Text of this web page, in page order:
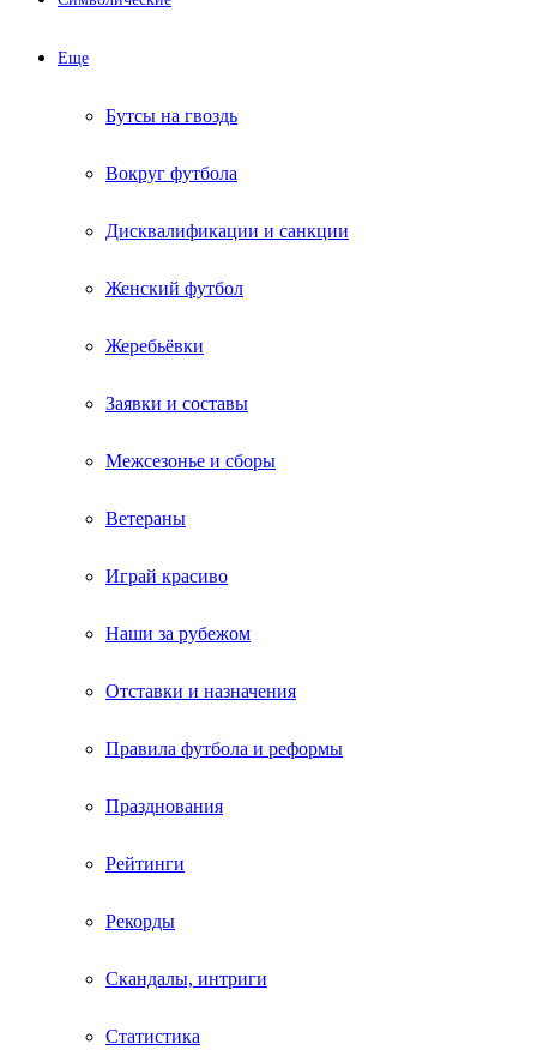
Еще
Бутсы на гвоздь
Вокруг футбола
Дисквалификации и санкции
Женский футбол
Жеребьёвки
Заявки и составы
Межсезонье и сборы
Ветераны
Играй красиво
Наши за рубежом
Отставки и назначения
Правила футбола и реформы
Празднования
Рейтинги
Рекорды
Скандалы, интриги
Статистика